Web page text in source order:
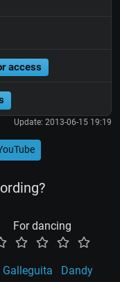
access
Update: 2013-06-15 19:19
For dancing
Galleguita Dandy